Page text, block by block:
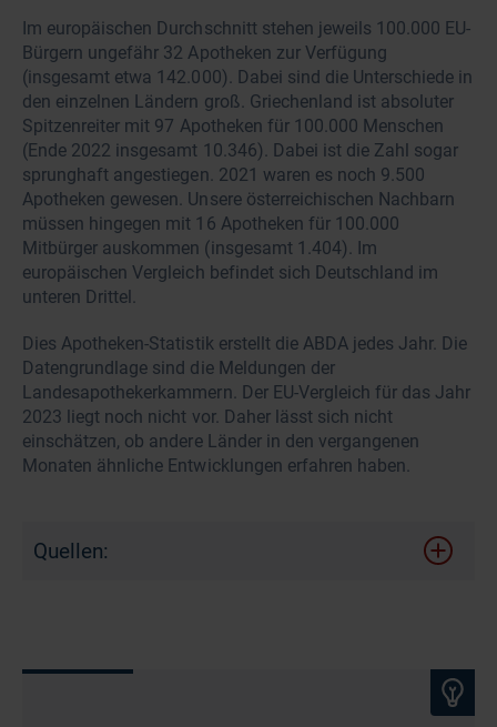
Im europäischen Durchschnitt stehen jeweils 100.000 EU-
Bürgern ungefähr 32 Apotheken zur Verfügung
(insgesamt etwa 142.000). Dabei sind die Unterschiede in
den einzelnen Ländern groß. Griechenland ist absoluter
Spitzenreiter mit 97 Apotheken für 100.000 Menschen
(Ende 2022 insgesamt 10.346). Dabei ist die Zahl sogar
sprunghaft angestiegen. 2021 waren es noch 9.500
Apotheken gewesen. Unsere österreichischen Nachbarn
müssen hingegen mit 16 Apotheken für 100.000
Mitbürger auskommen (insgesamt 1.404). Im
europäischen Vergleich befindet sich Deutschland im
unteren Drittel.
Dies Apotheken-Statistik erstellt die ABDA jedes Jahr. Die
Datengrundlage sind die Meldungen der
Landesapothekerkammern. Der EU-Vergleich für das Jahr
2023 liegt noch nicht vor. Daher lässt sich nicht
einschätzen, ob andere Länder in den vergangenen
Monaten ähnliche Entwicklungen erfahren haben.
Quellen: